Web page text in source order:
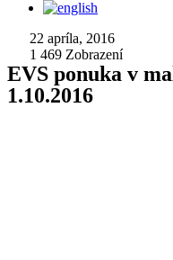
22 apríla, 2016
1 469 Zobrazení
EVS ponuka v
1.10.2016